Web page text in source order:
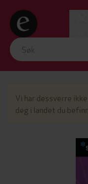
Vi har dessverre
deg i landet du